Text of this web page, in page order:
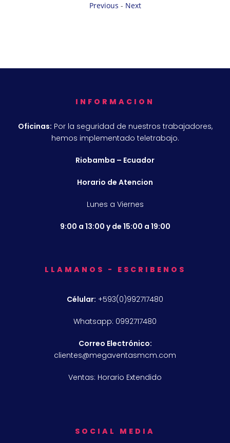
Previous - Next
INFORMACION
Oficinas: Por la seguridad de nuestros trabajadores,
hemos implementado teletrabajo.
Riobamba – Ecuador
Horario de Atencion
Lunes a Viernes
9:00 a 13:00 y de 15:00 a 19:00
LLAMANOS - ESCRIBENOS
Célular: +593(0)992717480
Whatsapp: 0992717480
Correo Electrónico:
clientes@megaventasmcm.com
Ventas: Horario Extendido
SOCIAL MEDIA